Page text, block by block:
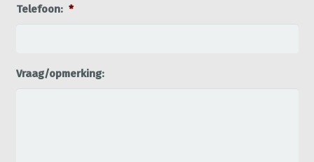
Telefoon: *
Vraag/opmerking: